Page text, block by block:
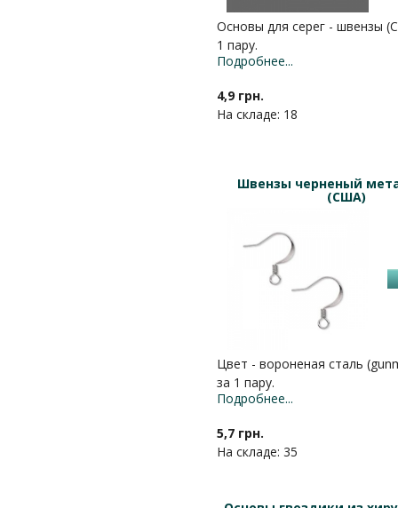
Основы для серег - швензы
1 пару.
Подробнее...
4,9 грн.
На складе: 18
Швензы черненый
(США)
Цвет - вороненая сталь
за 1 пару.
Подробнее...
5,7 грн.
На складе: 35